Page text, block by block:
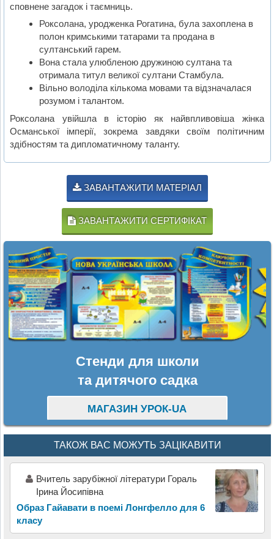
сповнене загадок і таємниць.
Роксолана, уродженка Рогатина, була захоплена в
полон кримськими татарами та продана в
султанський гарем.
Вона стала улюбленою дружиною султана та
отримала титул великої султани Стамбула.
Вільно володіла кількома мовами та відзначалася
розумом і талантом.
Роксолана увійшла в історію як найвпливовіша жінка
Османської імперії, зокрема завдяки своїм політичним
здібностям та дипломатичному таланту.
ЗАВАНТАЖИТИ МАТЕРІАЛ
ЗАВАНТАЖИТИ СЕРТИФІКАТ
Стенди для школи
та дитячого садка
МАГАЗИН УРОК-UA
ТАКОЖ ВАС МОЖУТЬ ЗАЦІКАВИТИ
Вчитель зарубіжної літератури Гораль
Ірина Йосипівна
Образ Гайавати в поемі Лонгфелло для 6
класу